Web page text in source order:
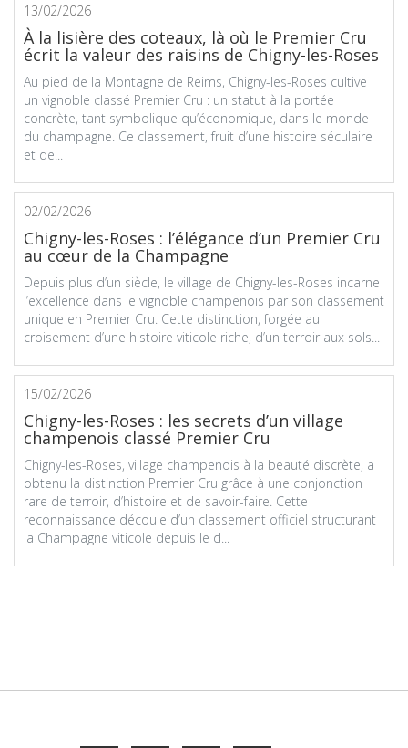
13/02/2026
À la lisière des coteaux, là où le Premier Cru
écrit la valeur des raisins de Chigny-les-Roses
Au pied de la Montagne de Reims, Chigny-les-Roses cultive
un vignoble classé Premier Cru : un statut à la portée
concrète, tant symbolique qu’économique, dans le monde
du champagne. Ce classement, fruit d’une histoire séculaire
et de...
02/02/2026
Chigny-les-Roses : l’élégance d’un Premier Cru
au cœur de la Champagne
Depuis plus d’un siècle, le village de Chigny-les-Roses incarne
l’excellence dans le vignoble champenois par son classement
unique en Premier Cru. Cette distinction, forgée au
croisement d’une histoire viticole riche, d’un terroir aux sols...
15/02/2026
Chigny-les-Roses : les secrets d’un village
champenois classé Premier Cru
Chigny-les-Roses, village champenois à la beauté discrète, a
obtenu la distinction Premier Cru grâce à une conjonction
rare de terroir, d’histoire et de savoir-faire. Cette
reconnaissance découle d’un classement officiel structurant
la Champagne viticole depuis le d...